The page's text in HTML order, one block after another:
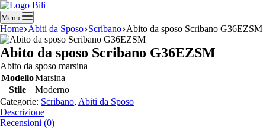
Menu
Home Abiti da Sposo Scribano Abito da sposo Scribano G36EZSM
Abito da sposo Scribano G36EZSM
Abito da sposo marsina
ModelloMarsina
Stile
Moderno
Categorie: Scribano, Abiti da Sposo
Descrizione
Recensioni (0)